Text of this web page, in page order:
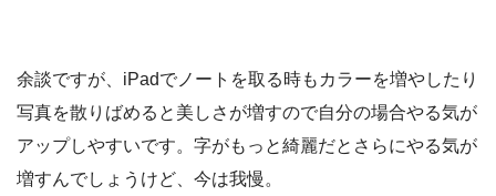
余談ですが、iPadでノートを取る時もカラーを増やしたり
写真を散りばめると美しさが増すので自分の場合やる気が
アップしやすいです。字がもっと綺麗だとさらにやる気が
増すんでしょうけど、今は我慢。